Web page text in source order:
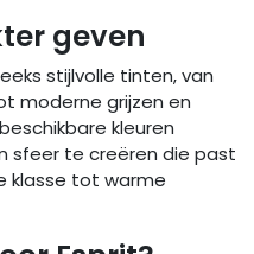
geven
stijlvolle tinten, van
moderne grijzen en
kleuren
sfeer te creëren die past
klasse tot warme